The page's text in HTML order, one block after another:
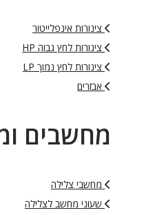
צינורות אינפלייטור
צינורות לחץ גבוה HP
צינורות לחץ נמוך LP
אבזרים
מחשבים
מחשבי צלילה
שעוני מחשב לצלילה